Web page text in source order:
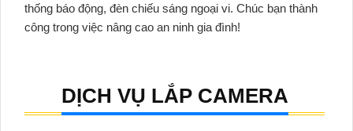
thống báo động, đèn chiếu sáng ngoại vi. Chúc bạn thành
công trong việc nâng cao an ninh gia đình!
DỊCH VỤ LẮP CAMERA